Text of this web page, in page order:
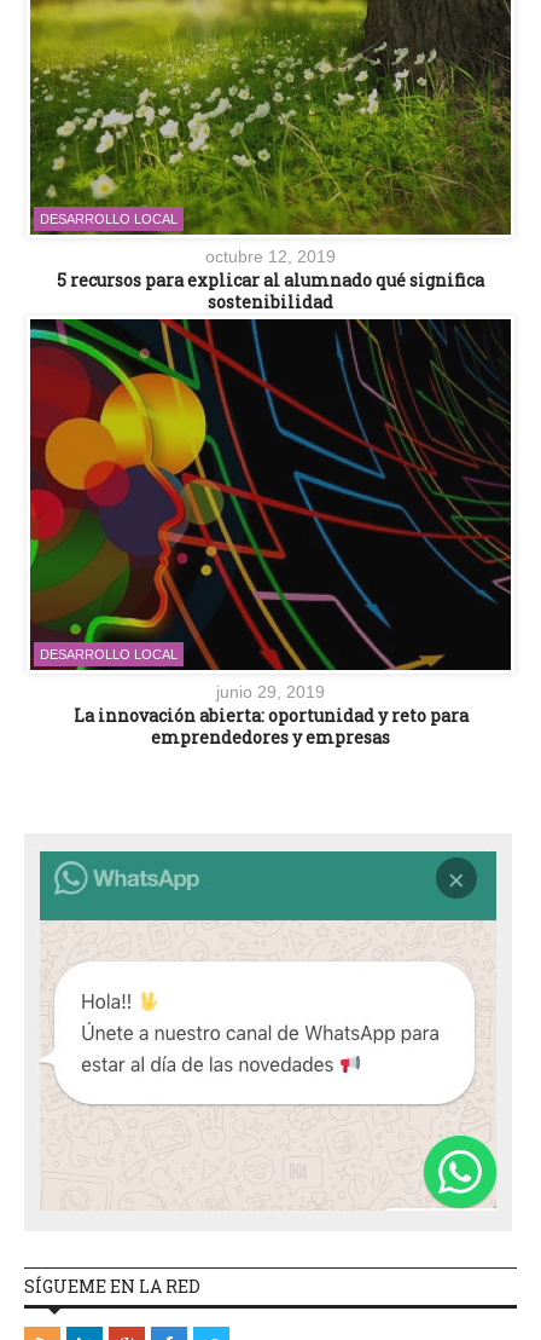
DESARROLLO LOCAL
octubre 12, 2019
5 recursos para explicar al alumnado qué significa
sostenibilidad
DESARROLLO LOCAL
junio 29, 2019
La innovación abierta: oportunidad y reto para
emprendedores y empresas
SÍGUEME EN LA RED